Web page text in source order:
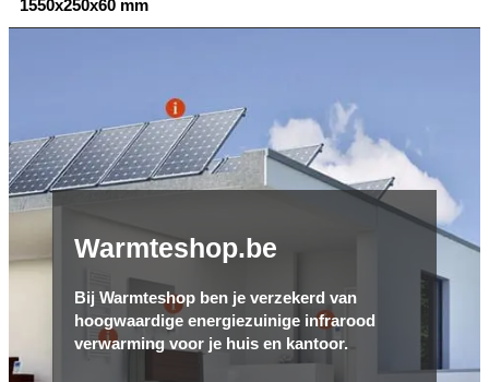
1550x250x60 mm
Warmteshop.be
Bij Warmteshop ben je verzekerd van
hoogwaardige energiezuinige infrarood
verwarming voor je huis en kantoor.